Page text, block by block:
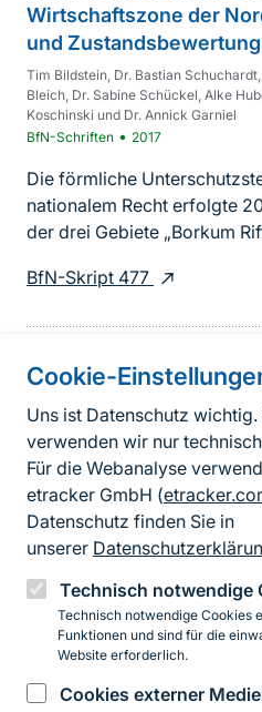
Cookie-
Uns ist Datenschutz
verwenden wir nur
Für die Webanalyse
etracker GmbH (
Datenschutz finden Sie in
unserer
Technisch notwendige
Technisch notwendige Cookies
Funktionen und sind für die
Website erforderlich.
Cookies externer
Wirtschaftszone der
und Zustandsbewertung
Tim Bildstein, Dr. Bastian
Bleich, Dr. Sabine Schückel, Alke
Koschinski und Dr. Annick Garniel
BfN-Schriften • 2017
Die förmliche
nationalem Recht erfolgte
der drei Gebiete „Borkum
BfN-Skript 477
Informationen zur
FußzeileKontakt
Erklärung zur
InstagramFacebook